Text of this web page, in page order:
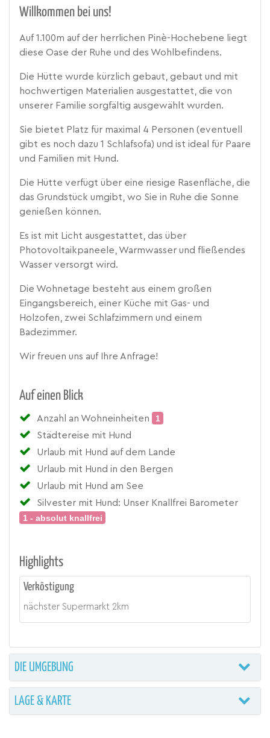
Willkommen bei uns!
Auf 1.100m auf der herrlichen Pinè-Hochebene liegt
diese Oase der Ruhe und des Wohlbefindens.
Die Hütte wurde kürzlich gebaut, gebaut und mit
hochwertigen Materialien ausgestattet, die von
unserer Familie sorgfältig ausgewählt wurden.
Sie bietet Platz für maximal 4 Personen (eventuell
gibt es noch dazu 1 Schlafsofa) und ist ideal für Paare
und Familien mit Hund.
Die Hütte verfügt über eine riesige Rasenfläche, die
das Grundstück umgibt, wo Sie in Ruhe die Sonne
genießen können.
Es ist mit Licht ausgestattet, das über
Photovoltaikpaneele, Warmwasser und fließendes
Wasser versorgt wird.
Die Wohnetage besteht aus einem großen
Eingangsbereich, einer Küche mit Gas- und
Holzofen, zwei Schlafzimmern und einem
Badezimmer.
Wir freuen uns auf Ihre Anfrage!
Auf einen Blick
Anzahl an Wohneinheiten
1
Städtereise mit Hund
Urlaub mit Hund auf dem Lande
Urlaub mit Hund in den Bergen
Urlaub mit Hund am See
Silvester mit Hund: Unser Knallfrei Barometer
1 - absolut knallfrei
Highlights
Verköstigung
nächster Supermarkt 2km
DIE UMGEBUNG
LAGE & KARTE